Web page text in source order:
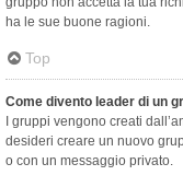
ha le sue buone ragioni.
Top
Come divento leader di un
I gruppi vengono creati
desideri creare un nuovo
o con un messaggio privato.